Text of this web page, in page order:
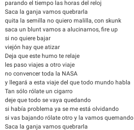
parando el tiempo las horas del reloj
Saca la ganja vamos quebrarla
quita la semilla no quiero malilla, con skunk
saca un blunt vamos a alucinarnos, fire up
si no quiere bajar
viejón hay que atizar
Deja que este humo te relaje
les paso viajes a otro viaje
no convencer toda la NASA
y llegará a esta viaje del que todo mundo habla
Tan sólo rólate un cigarro
deje que todo se vaya quedando
si había problema ya se me está olvidando
si vas bajando rólate otro y la vamos quemando
Saca la ganja vamos quebrarla